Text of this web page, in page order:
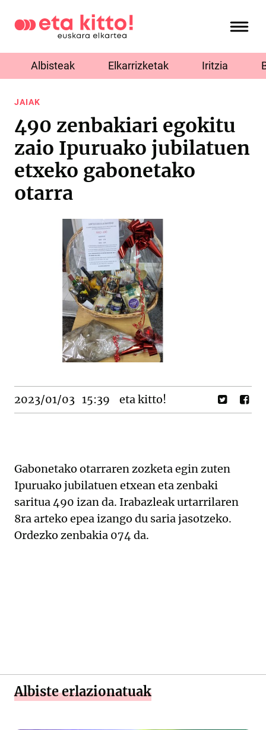
Albisteak Elkarrizketak Iritzia
JAIAK
490 zenbakiari egokitu
zaio Ipuruako jubilatuen
etxeko gabonetako
otarra
2023/01/03 15:39 eta kitto!
Gabonetako otarraren zozketa egin zuten
Ipuruako jubilatuen etxean eta zenbaki
saritua 490 izan da. Irabazleak urtarrilaren
8ra arteko epea izango du saria jasotzeko.
Ordezko zenbakia 074 da.
Albiste erlazionatuak